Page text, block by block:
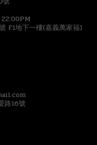
F1地下一樓(嘉義萬家福)
路16號